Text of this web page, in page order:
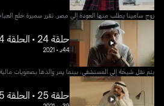
زوج سامينا يطلب منها العودة إلى مصر. تقرر سميرة خلع
حلقة 24 • الحلقة 24
44د •
2021
يتم نقل شيخة إلى المستشفى، بينما يمر والدها بصعوبات مالية.
حلقة 25 • الحلقة 25